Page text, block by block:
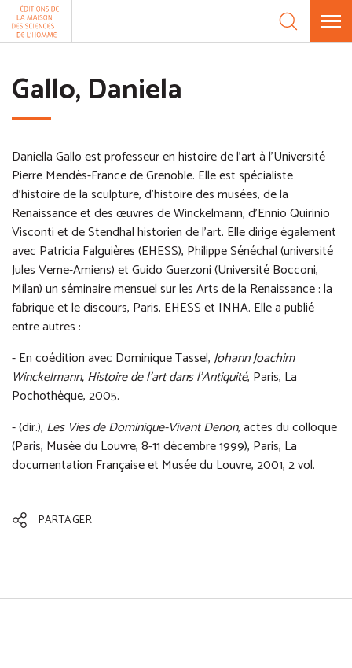
Aller au contenu
Gallo, Daniela
Daniella Gallo est professeur en histoire de l'art à l’Université
Pierre Mendès-France de Grenoble. Elle est spécialiste
d’histoire de la sculpture, d’histoire des musées, de la
Renaissance et des œuvres de Winckelmann, d’Ennio Quirinio
Visconti et de Stendhal historien de l’art. Elle dirige également
avec Patricia Falguières (EHESS), Philippe Sénéchal (université
Jules Verne-Amiens) et Guido Guerzoni (Université Bocconi,
Milan) un séminaire mensuel sur les Arts de la Renaissance : la
fabrique et le discours, Paris, EHESS et INHA. Elle a publié
entre autres :
- En coédition avec Dominique Tassel,Johann Joachim
Winckelmann, Histoire de l'art dans l'Antiquité, Paris, La
Pochothèque, 2005.
- (dir.), Les Vies de Dominique-Vivant Denon, actes du colloque
(Paris, Musée du Louvre, 8-11 décembre 1999), Paris, La
documentation Française et Musée du Louvre, 2001, 2 vol.
PARTAGER
Panneau de gestion des cookies